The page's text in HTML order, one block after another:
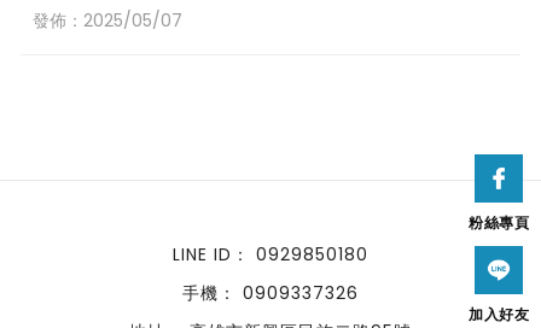
醫療險你都怎麼保？每4分2秒就有1人罹
發佈：2025/05/07
0929850180
0909337326
粉絲專頁
加入好友